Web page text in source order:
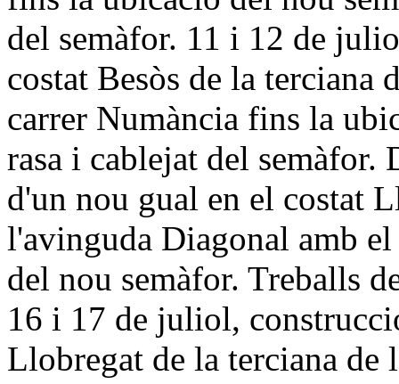
del semàfor. 11 i 12 de
costat Besòs de la
carrer Numància fins la
rasa i cablejat del
d'un nou gual en el costat
l'avinguda Diagonal amb
del nou semàfor. Treballs
16 i 17 de juliol,
Llobregat de la terciana